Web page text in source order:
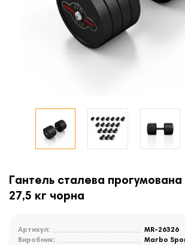
Гантель сталева
27,5 кг чорна
Артикул:
MR-26326
Виробник:
Marbo